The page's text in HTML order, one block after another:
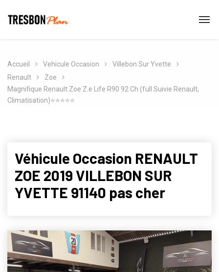
Accueil Vehicule Occasion
Villebon Sur Yvette
Renault
Zoe
Magnifique Renault Zoe Z.e Life R90 92 Ch (full Suivie Renault,
Climatisation)⭐️⭐️⭐️⭐️⭐️
Véhicule Occasion RENAULT
ZOE 2019 VILLEBON SUR
YVETTE 91140 pas cher